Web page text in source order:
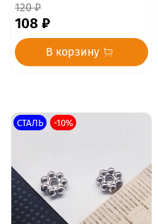
120 ₽
108 ₽
В корзину
СТАЛЬ -10%